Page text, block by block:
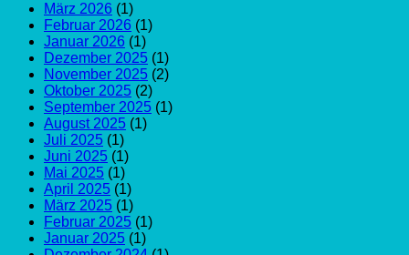
März 2026 (1)
Februar 2026 (1)
Januar 2026 (1)
Dezember 2025 (1)
November 2025 (2)
Oktober 2025 (2)
September 2025 (1)
August 2025 (1)
Juli 2025 (1)
Juni 2025 (1)
Mai 2025 (1)
April 2025 (1)
März 2025 (1)
Februar 2025 (1)
Januar 2025 (1)